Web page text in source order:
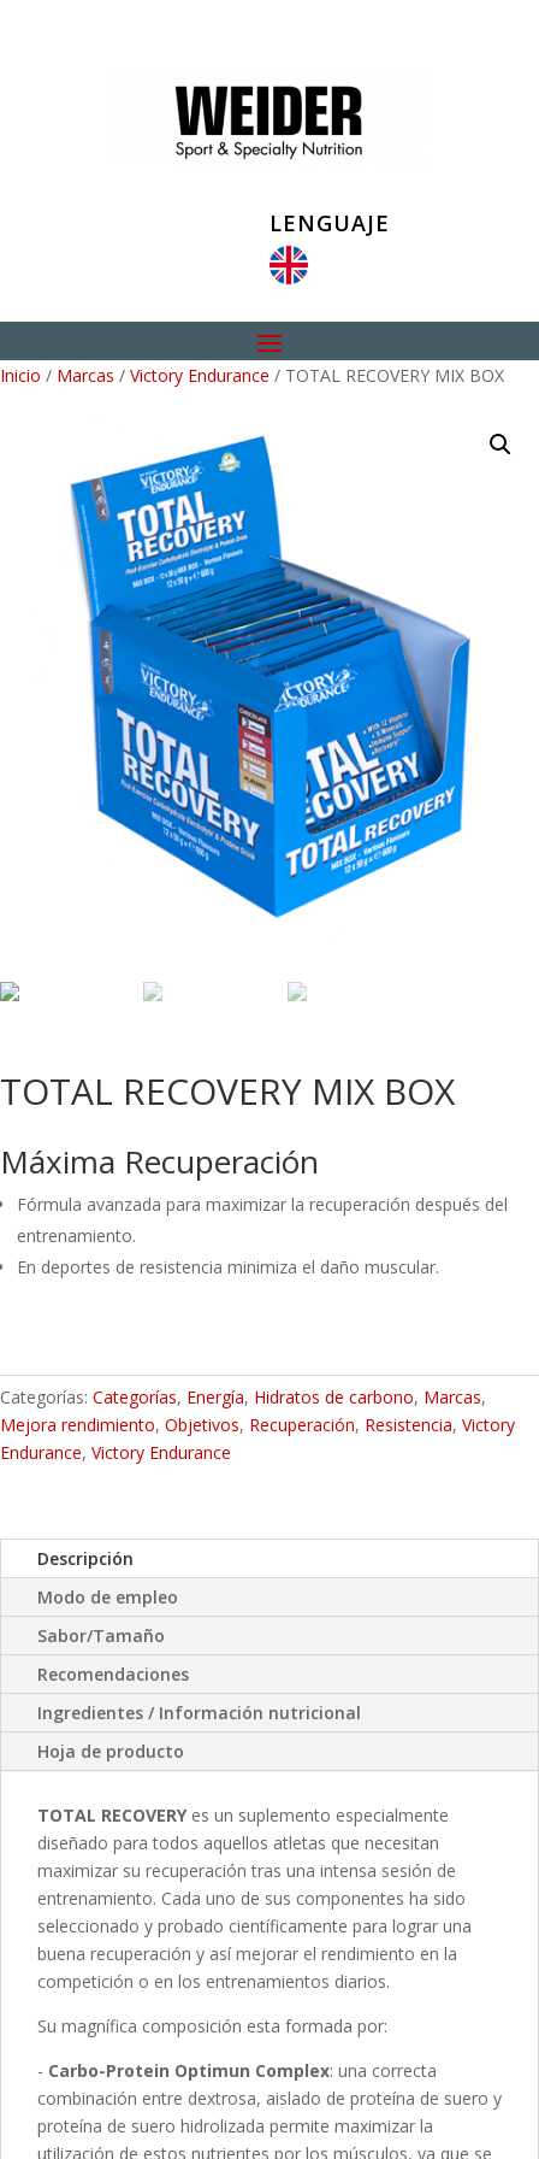
LENGUAJE
Inicio / Marcas / Victory Endurance / TOTAL RECOVERY MIX BOX
TOTAL RECOVERY MIX BOX
Máxima Recuperación
Fórmula avanzada para maximizar la recuperación después del
entrenamiento.
En deportes de resistencia minimiza el daño muscular.
Categorías: Categorías, Energía, Hidratos de carbono, Marcas,
Mejora rendimiento, Objetivos, Recuperación, Resistencia, Victory
Endurance, Victory Endurance
Descripción
Modo de empleo
Sabor/Tamaño
Recomendaciones
Ingredientes / Información nutricional
Hoja de producto
TOTAL RECOVERYes un suplemento especialmente
diseñado para todos aquellos atletas que necesitan
maximizar su recuperación tras una intensa sesión de
entrenamiento. Cada uno de sus componentes ha sido
seleccionado y probado científicamente para lograr una
buena recuperación y así mejorar el rendimiento en la
competición o en los entrenamientos diarios.
Su magnífica composición esta formada por:
- Carbo-Protein Optimun Complex: una correcta
combinación entre dextrosa, aislado de proteína de suero y
proteína de suero hidrolizada permite maximizar la
utilización de estos nutrientes por los músculos, ya que se